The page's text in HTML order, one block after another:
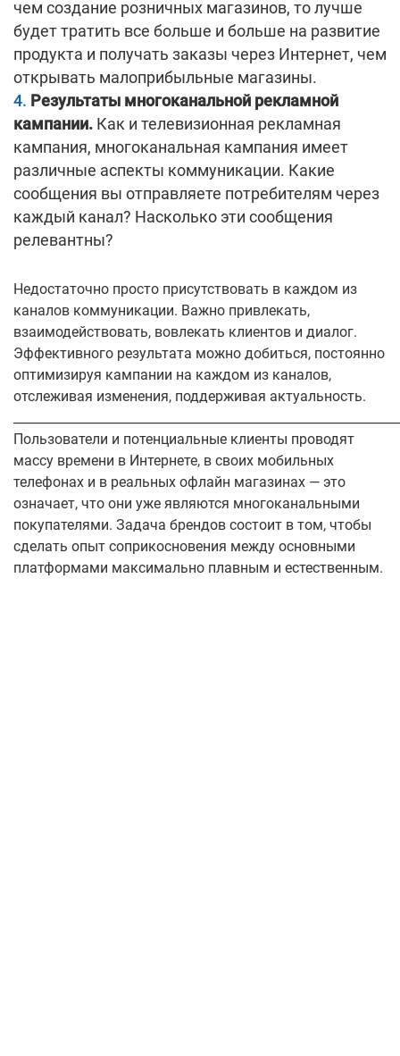
чем создание розничных магазинов, то лучше
будет тратить все больше и больше на развитие
продукта и получать заказы через Интернет, чем
открывать малоприбыльные магазины.
Результаты многоканальной рекламной
кампании. Как и телевизионная рекламная
кампания, многоканальная кампания имеет
различные аспекты коммуникации. Какие
сообщения вы отправляете потребителям через
каждый канал? Насколько эти сообщения
релевантны?
Недостаточно просто присутствовать в каждом из
каналов коммуникации. Важно привлекать,
взаимодействовать, вовлекать клиентов и диалог.
Эффективного результата можно добиться, постоянно
оптимизируя кампании на каждом из каналов,
отслеживая изменения, поддерживая актуальность.
Пользователи и потенциальные клиенты проводят
массу времени в Интернете, в своих мобильных
телефонах и в реальных офлайн магазинах — это
означает, что они уже являются многоканальными
покупателями. Задача брендов состоит в том, чтобы
сделать опыт соприкосновения между основными
платформами максимально плавным и естественным.